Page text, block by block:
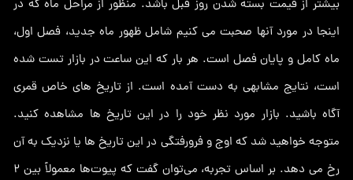
بیشتر از قیمت بسته شدن روز قبل باشد. منظور از مراحل ماه که در
اینجا در مورد آنها صحبت می کنیم شامل ظهور ماه جدید، فصل اول،
ماه کامل و پایان فصل است. هر بار که این ساعت در بازار تست شده
است، نتایج مشابهی به دست آمده است. از تاریخ های خاص قمری
آگاه باشید. بازار مورد نظر خود را در این تاریخ ها مشاهده کنید.
متوجه خواهید شد که اوج و فرورفتگی در این تاریخ ها یا نزدیک به آن
رخ می دهد. بر اساس تجربه، می‌توان گفت که پیوت‌ها معمولاً بین ۲